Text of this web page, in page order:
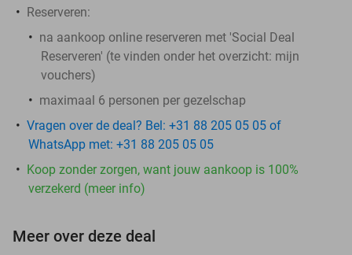
Reserveren:
na aankoop online reserveren met 'Social Deal
Reserveren' (te vinden onder het overzicht: mijn
vouchers)
maximaal 6 personen per gezelschap
Vragen over de deal? Bel: +31 88 205 05 05 of
WhatsApp met: +31 88 205 05 05
Koop zonder zorgen, want jouw aankoop is 100%
verzekerd (meer info)
Meer over deze deal